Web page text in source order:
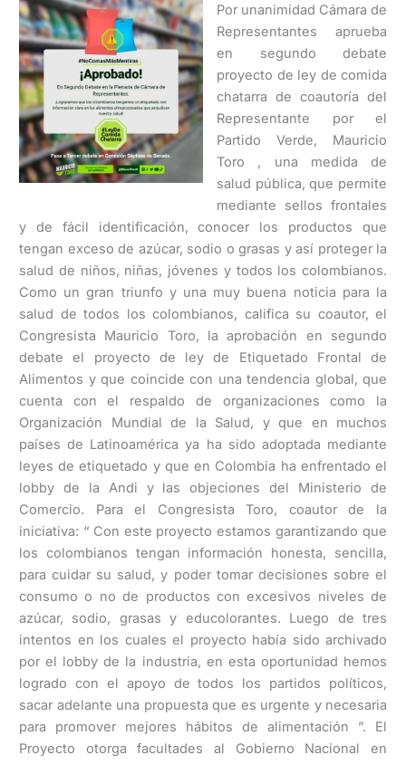
Por unanimidad Cámara de
Representantes aprueba
en segundo debate
proyecto de ley de comida
chatarra de coautoría del
Representante por el
Partido Verde, Mauricio
Toro , una medida de
salud pública, que permite
mediante sellos frontales
y de fácil identificación, conocer los productos que
tengan exceso de azúcar, sodio o grasas y así proteger la
salud de niños, niñas, jóvenes y todos los colombianos.
Como un gran triunfo y una muy buena noticia para la
salud de todos los colombianos, califica su coautor, el
Congresista Mauricio Toro, la aprobación en segundo
debate el proyecto de ley de Etiquetado Frontal de
Alimentos y que coincide con una tendencia global, que
cuenta con el respaldo de organizaciones como la
Organización Mundial de la Salud, y que en muchos
países de Latinoamérica ya ha sido adoptada mediante
leyes de etiquetado y que en Colombia ha enfrentado el
lobby de la Andi y las objeciones del Ministerio de
Comercio. Para el Congresista Toro, coautor de la
iniciativa: “ Con este proyecto estamos garantizando que
los colombianos tengan información honesta, sencilla,
para cuidar su salud, y poder tomar decisiones sobre el
consumo o no de productos con excesivos niveles de
azúcar, sodio, grasas y educolorantes. Luego de tres
intentos en los cuales el proyecto había sido archivado
por el lobby de la industria, en esta oportunidad hemos
logrado con el apoyo de todos los partidos políticos,
sacar adelante una propuesta que es urgente y necesaria
para promover mejores hábitos de alimentación ”. El
Proyecto otorga facultades al Gobierno Nacional en